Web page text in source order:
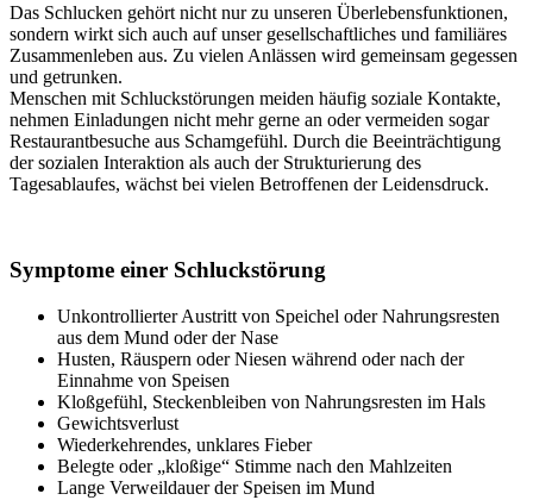
Das Schlucken gehört nicht nur zu unseren Überlebensfunktionen,
sondern wirkt sich auch auf unser gesellschaftliches und familiäres
Zusammenleben aus. Zu vielen Anlässen wird gemeinsam gegessen
und getrunken.
Menschen mit Schluckstörungen meiden häufig soziale Kontakte,
nehmen Einladungen nicht mehr gerne an oder vermeiden sogar
Restaurantbesuche aus Schamgefühl. Durch die Beeinträchtigung
der sozialen Interaktion als auch der Strukturierung des
Tagesablaufes, wächst bei vielen Betroffenen der Leidensdruck.
Symptome einer Schluckstörung
Unkontrollierter Austritt von Speichel oder Nahrungsresten
aus dem Mund oder der Nase
Husten, Räuspern oder Niesen während oder nach der
Einnahme von Speisen
Kloßgefühl, Steckenbleiben von Nahrungsresten im Hals
Gewichtsverlust
Wiederkehrendes, unklares Fieber
Belegte oder „kloßige“ Stimme nach den Mahlzeiten
Lange Verweildauer der Speisen im Mund